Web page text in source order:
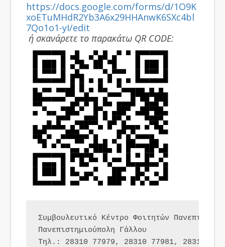
https://docs.google.com/forms/d/1O9K
xoETuMHdR2Yb3A6x29HHAnwK6SXc4bl
7Qo1o1-yI/edit
ή σκανάρετε το παρακάτω QR CODE:
Συμβουλευτικό Κέντρο Φοιτητών
Πανεπιστημιούπολη Γάλλου
Τηλ.: 28310 77979, 28310 77981, 28310